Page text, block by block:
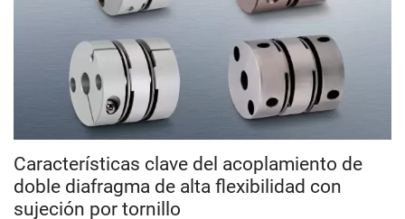
Características clave del acoplamiento de
doble diafragma de alta flexibilidad con
sujeción por tornillo